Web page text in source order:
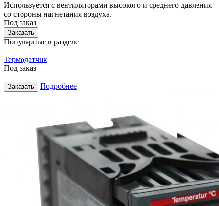
Используется с вентиляторами высокого и среднего давления
со стороны нагнетания воздуха.
Под заказ
Заказать
Популярные в разделе
Термодатчик
Под заказ
Заказать Подробнее